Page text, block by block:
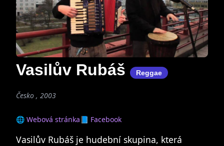
Vasilův Rubáš Reggae
Česko , 2003
🌐 Webová stránka📘 Facebook
Vasilův Rubáš je hudební skupina, která